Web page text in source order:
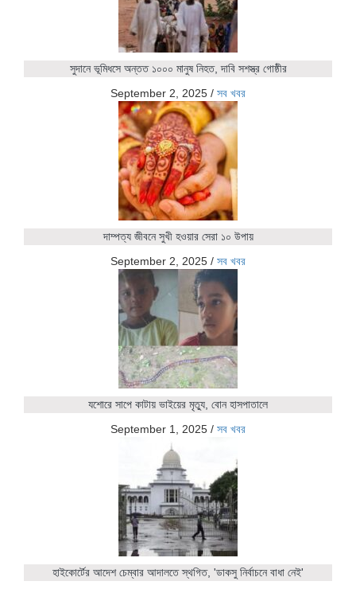
সুদানে ভূমিধসে অন্তত ১০০০ মানুষ নিহত, দাবি সশস্ত্র গোষ্ঠীর
September 2, 2025 / সব খবর
দাম্পত্য জীবনে সুখী হওয়ার সেরা ১০ উপায়
September 2, 2025 / সব খবর
যশোরে সাপে কাটায় ভাইয়ের মৃত্যু, বোন হাসপাতালে
September 1, 2025 / সব খবর
হাইকোর্টের আদেশ চেম্বার আদালতে স্থগিত, 'ডাকসু নির্বাচনে বাধা নেই'